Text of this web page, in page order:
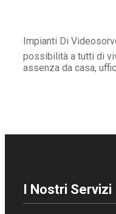
Impianti Di
possibilità a tutti di
assenza da casa,
I Nostri Servizi